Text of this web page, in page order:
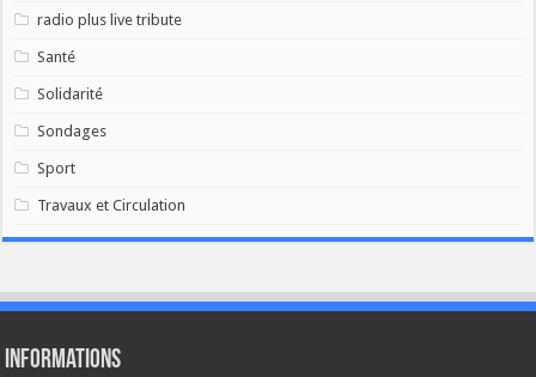
radio plus live tribute
Santé
Solidarité
Sondages
Sport
Travaux et Circulation
Informations